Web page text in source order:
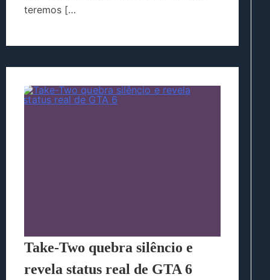
teremos […
Take-Two quebra silêncio e
revela status real de GTA 6